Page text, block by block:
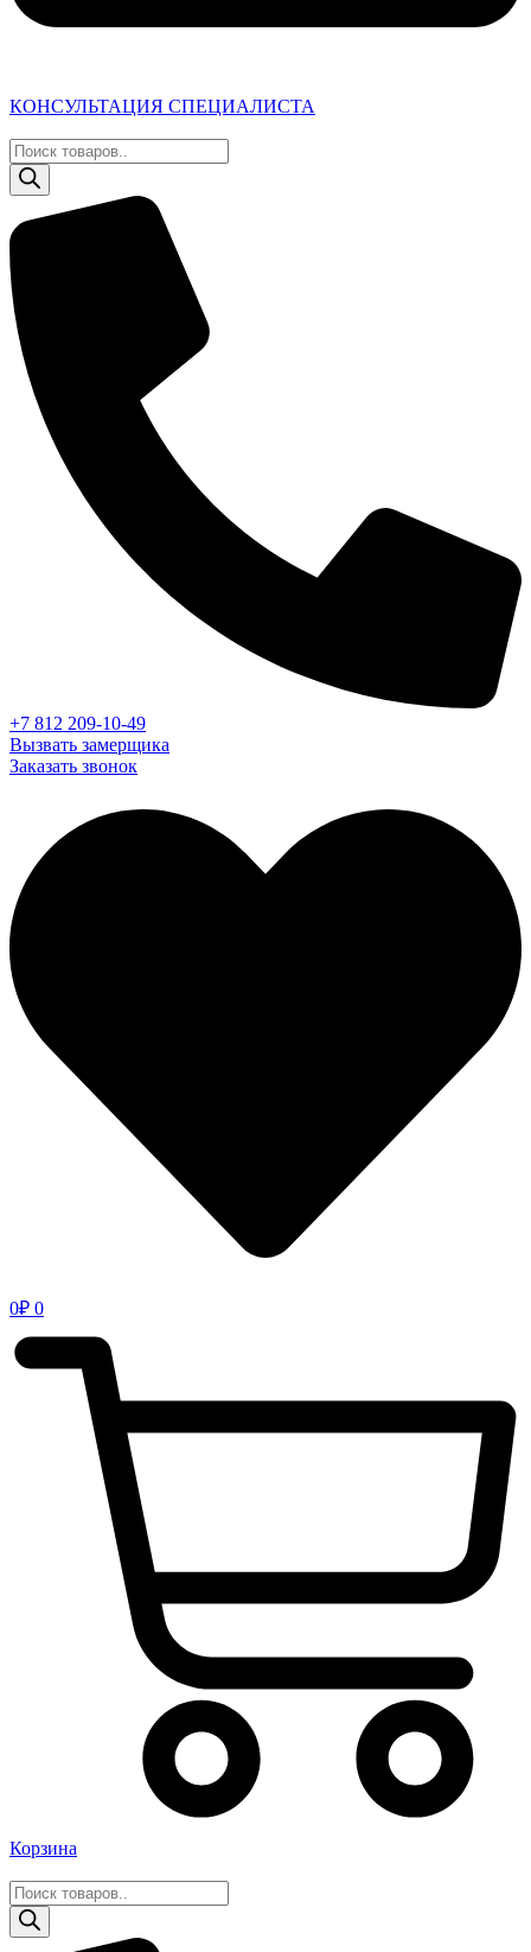
КОНСУЛЬТАЦИЯ СПЕЦИАЛИСТА
Поиск
товаров
+7 812 209-10-49
Вызвать замерщика
Заказать звонок
0₽ 0
Корзина
Поиск
товаров